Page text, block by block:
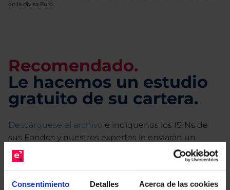
Consentimiento Detalles Acerca de las cookies
en la divisa Euro.
Recomendado.
Le hacemos un estudio
gratuito de su cartera.
Descárguese el archivo e indíquenos los ISINs de
sus Fondos y nuestros expertos le enviarán un
estudio gratuito de sus alternativas de Clases
Limpias con las que podrá ahorrar en sus costes.